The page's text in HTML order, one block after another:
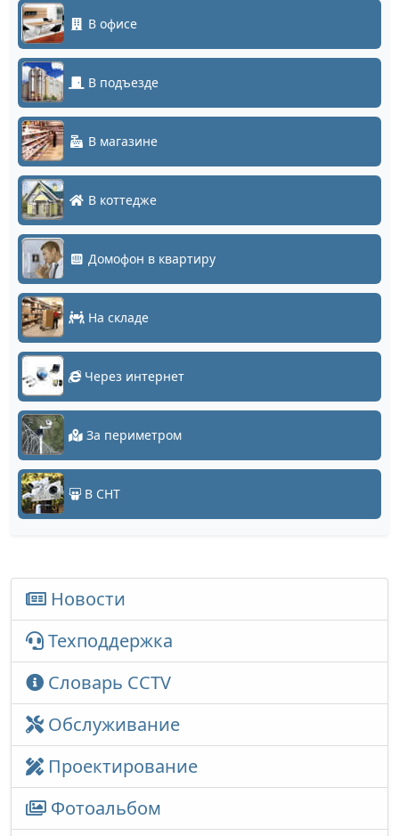
В офисе
В подъезде
В магазине
В коттедже
Домофон в квартиру
На складе
Через интернет
За периметром
В СНТ
Новости
Техподдержка
Словарь CCTV
Обслуживание
Проектирование
Фотоальбом